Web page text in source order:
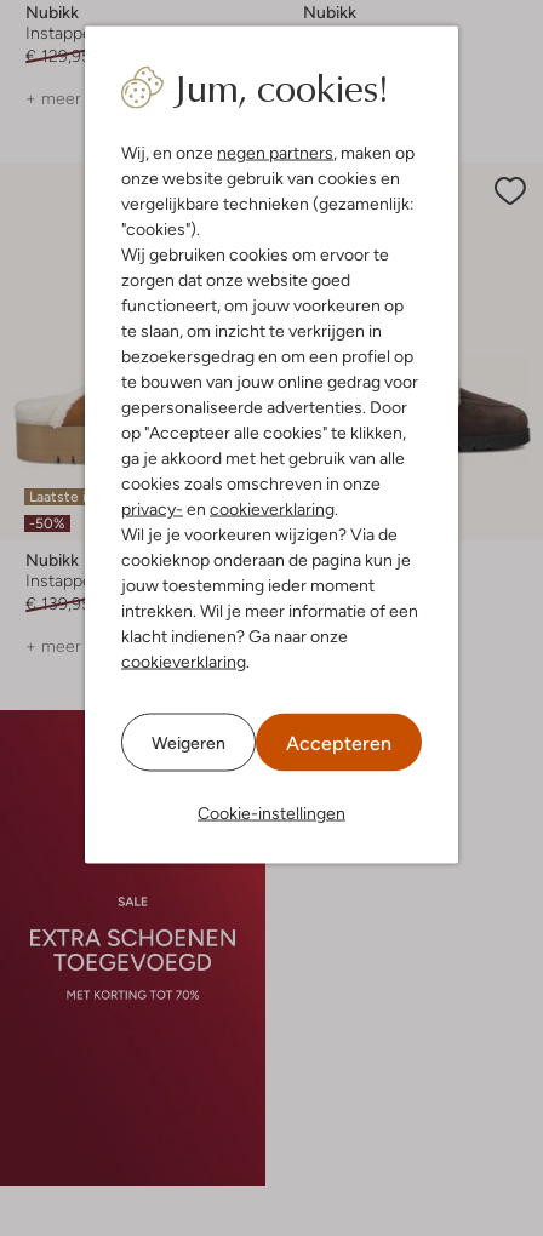
Jum, cookies!
Wij, en onze negen partners, maken op
onze website gebruik van cookies en
vergelijkbare technieken (gezamenlijk:
"cookies").
Wij gebruiken cookies om ervoor te
zorgen dat onze website goed
functioneert, om jouw voorkeuren op
te slaan, om inzicht te verkrijgen in
bezoekersgedrag en om een profiel op
te bouwen van jouw online gedrag voor
gepersonaliseerde advertenties. Door
op "Accepteer alle cookies" te klikken,
ga je akkoord met het gebruik van alle
cookies zoals omschreven in onze
privacy- en cookieverklaring.
Wil je je voorkeuren wijzigen? Via de
cookieknop onderaan de pagina kun je
jouw toestemming ieder moment
intrekken. Wil je meer informatie of een
klacht indienen? Ga naar onze
cookieverklaring.
Weigeren Accepteren
Cookie-instellingen
Nubikk
Instappers
€ 129,95
+ meer kleuren
Nubikk
Instappers
+ meer kleuren
Laatste items
-50%
Nubikk
Instappers
€ 139,95
€ 69,99
+ meer kleuren
Nubikk
Instappers
€ 159,99